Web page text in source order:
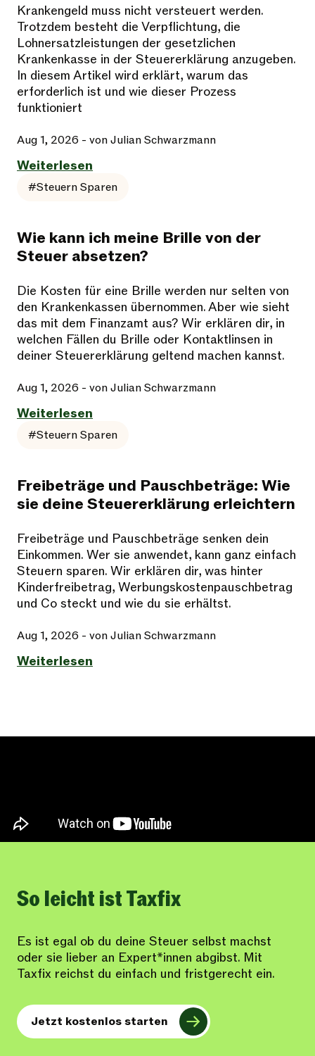
Krankengeld muss nicht versteuert werden.
Trotzdem besteht die Verpflichtung, die
Lohnersatzleistungen der gesetzlichen
Krankenkasse in der Steuererklärung anzugeben.
In diesem Artikel wird erklärt, warum das
erforderlich ist und wie dieser Prozess
funktioniert
Aug 1, 2026 - von Julian Schwarzmann
Weiterlesen
#Steuern Sparen
Wie kann ich meine Brille von der
Steuer absetzen?
Die Kosten für eine Brille werden nur selten von
den Krankenkassen übernommen. Aber wie sieht
das mit dem Finanzamt aus? Wir erklären dir, in
welchen Fällen du Brille oder Kontaktlinsen in
deiner Steuererklärung geltend machen kannst.
Aug 1, 2026 - von Julian Schwarzmann
Weiterlesen
#Steuern Sparen
Freibeträge und Pauschbeträge: Wie
sie deine Steuererklärung erleichtern
Freibeträge und Pauschbeträge senken dein
Einkommen. Wer sie anwendet, kann ganz einfach
Steuern sparen. Wir erklären dir, was hinter
Kinderfreibetrag, Werbungskostenpauschbetrag
und Co steckt und wie du sie erhältst.
Aug 1, 2026 - von Julian Schwarzmann
Weiterlesen
So leicht ist Taxfix
Es ist egal ob du deine Steuer selbst machst
oder sie lieber an Expert*innen abgibst. Mit
Taxfix reichst du einfach und fristgerecht ein.
Jetzt kostenlos starten